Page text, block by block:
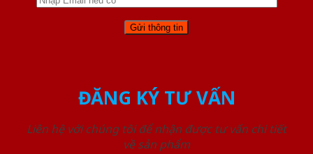
ĐĂNG KÝ TƯ VẤN
Liên hệ với chúng tôi để nhận được tư vấn chi tiết
về sản phẩm